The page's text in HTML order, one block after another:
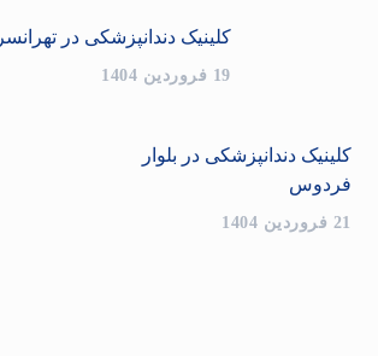
کلینیک دندانپزشکی در تهرانسر
19 فروردین 1404
کلینیک دندانپزشکی در بلوار
فردوس
21 فروردین 1404